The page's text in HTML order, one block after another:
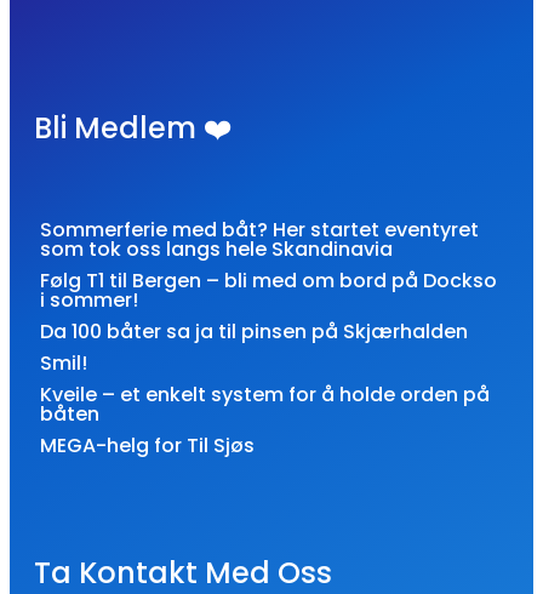
Bli Medlem ❤️
Sommerferie med båt? Her startet eventyret
som tok oss langs hele Skandinavia
Følg T1 til Bergen – bli med om bord på Dockso
i sommer!
Da 100 båter sa ja til pinsen på Skjærhalden
Smil!
Kveile – et enkelt system for å holde orden på
båten
MEGA-helg for Til Sjøs
Ta Kontakt Med Oss